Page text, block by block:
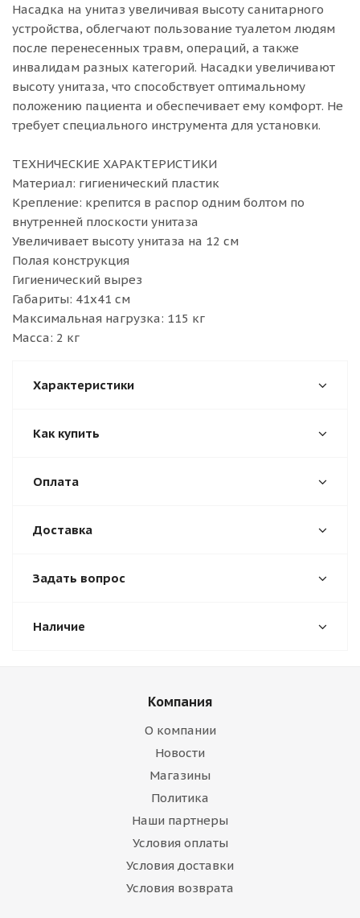
Насадка на унитаз увеличивая высоту санитарного
устройства, облегчают пользование туалетом людям
после перенесенных травм, операций, а также
инвалидам разных категорий. Насадки увеличивают
высоту унитаза, что способствует оптимальному
положению пациента и обеспечивает ему комфорт. Не
требует специального инструмента для установки.
ТЕХНИЧЕСКИЕ ХАРАКТЕРИСТИКИ
Материал: гигиенический пластик
Крепление: крепится в распор одним болтом по
внутренней плоскости унитаза
Увеличивает высоту унитаза на 12 см
Полая конструкция
Гигиенический вырез
Габариты: 41х41 см
Максимальная нагрузка: 115 кг
Масса: 2 кг
Характеристики
Как купить
Оплата
Доставка
Задать вопрос
Наличие
Компания
О компании
Новости
Магазины
Политика
Наши партнеры
Условия оплаты
Условия доставки
Условия возврата